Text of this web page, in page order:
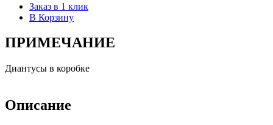
Заказ в 1 клик
В Корзину
ПРИМЕЧАНИЕ
Диантусы в коробке
Описание